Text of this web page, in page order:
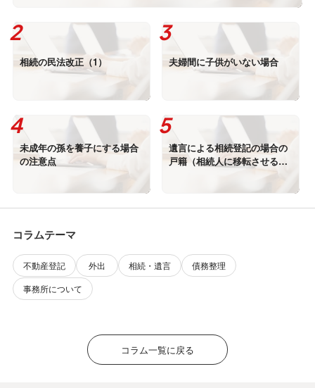
相続の民法改正（1） 夫婦間に子供がいない場合
未成年の孫を養子にする場合
の注意点
遺言による相続登記の場合の
戸籍（相続人に移転させる場
コラムテーマ
不動産登記 外出 相続・遺言
債務整理
事務所について
コラム一覧に戻る